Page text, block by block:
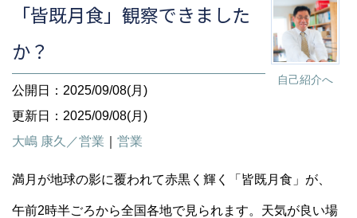
自己紹介へ
「皆既月食」観察できました
か？
公開日：2025/09/08(月)
更新日：2025/09/08(月)
大嶋 康久／営業
営業
満月が地球の影に覆われて赤黒く輝く「皆既月食」が、
午前2時半ごろから全国各地で見られます。天気が良い場